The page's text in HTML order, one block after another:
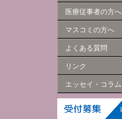
医療従事者の方へ
マスコミの方へ
よくある質問
リンク
エッセイ・コラム